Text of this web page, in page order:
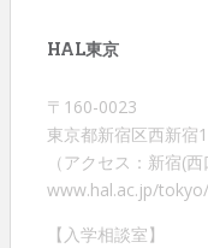
HAL東京
〒160-0023
東京都新宿区西新宿
（アクセス：新宿(
www.hal.ac.jp/tokyo/
【入学相談室】